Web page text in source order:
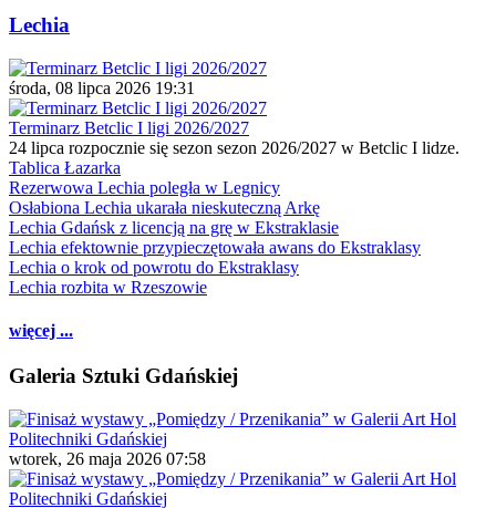
Lechia
środa, 08 lipca 2026 19:31
Terminarz Betclic I ligi 2026/2027
24 lipca rozpocznie się sezon sezon 2026/2027 w Betclic I lidze.
Tablica Łazarka
Rezerwowa Lechia poległa w Legnicy
Osłabiona Lechia ukarała nieskuteczną Arkę
Lechia Gdańsk z licencją na grę w Ekstraklasie
Lechia efektownie przypieczętowała awans do Ekstraklasy
Lechia o krok od powrotu do Ekstraklasy
Lechia rozbita w Rzeszowie
więcej ...
Galeria Sztuki Gdańskiej
wtorek, 26 maja 2026 07:58